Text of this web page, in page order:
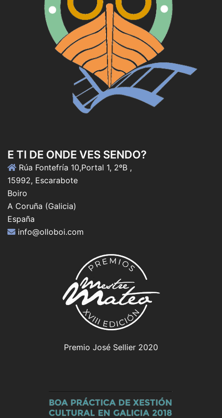
E TI DE ONDE VES SENDO?
Rúa Fontefría 10,Portal 1, 2ºB ,
15992, Escarabote
Boiro
A Coruña (Galicia)
España
info@olloboi.com
Premio José Sellier 2020